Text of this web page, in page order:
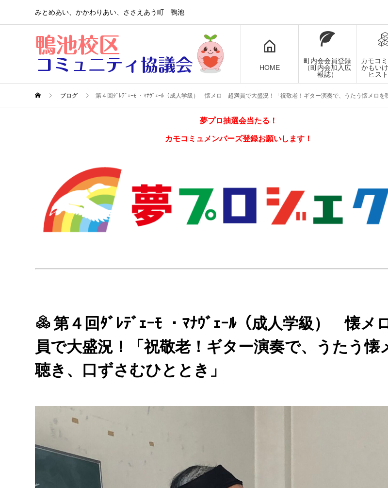
みとめあい、かかわりあい、ささえあう町 鴨池
HOME
町内会会員登録
（町内会加入広
報誌）
カモコ
かもい
ヒス
ブログ 第４回ﾀﾞﾚﾃﾞｪｰﾓ ・ﾏﾅｳﾞｪｰﾙ（成人学級） 懐メロ 超満員で大盛況！「祝敬老！ギター演奏で、うたう懐メロを
夢プロ抽選会当たる！
カモコミュメンバーズ登録お願いします！
第４回ﾀﾞﾚﾃﾞｪｰﾓ ・ﾏﾅｳﾞｪｰﾙ（成人学級） 懐
員で大盛況！「祝敬老！ギター演奏で、うたう懐
聴き、口ずさむひととき」